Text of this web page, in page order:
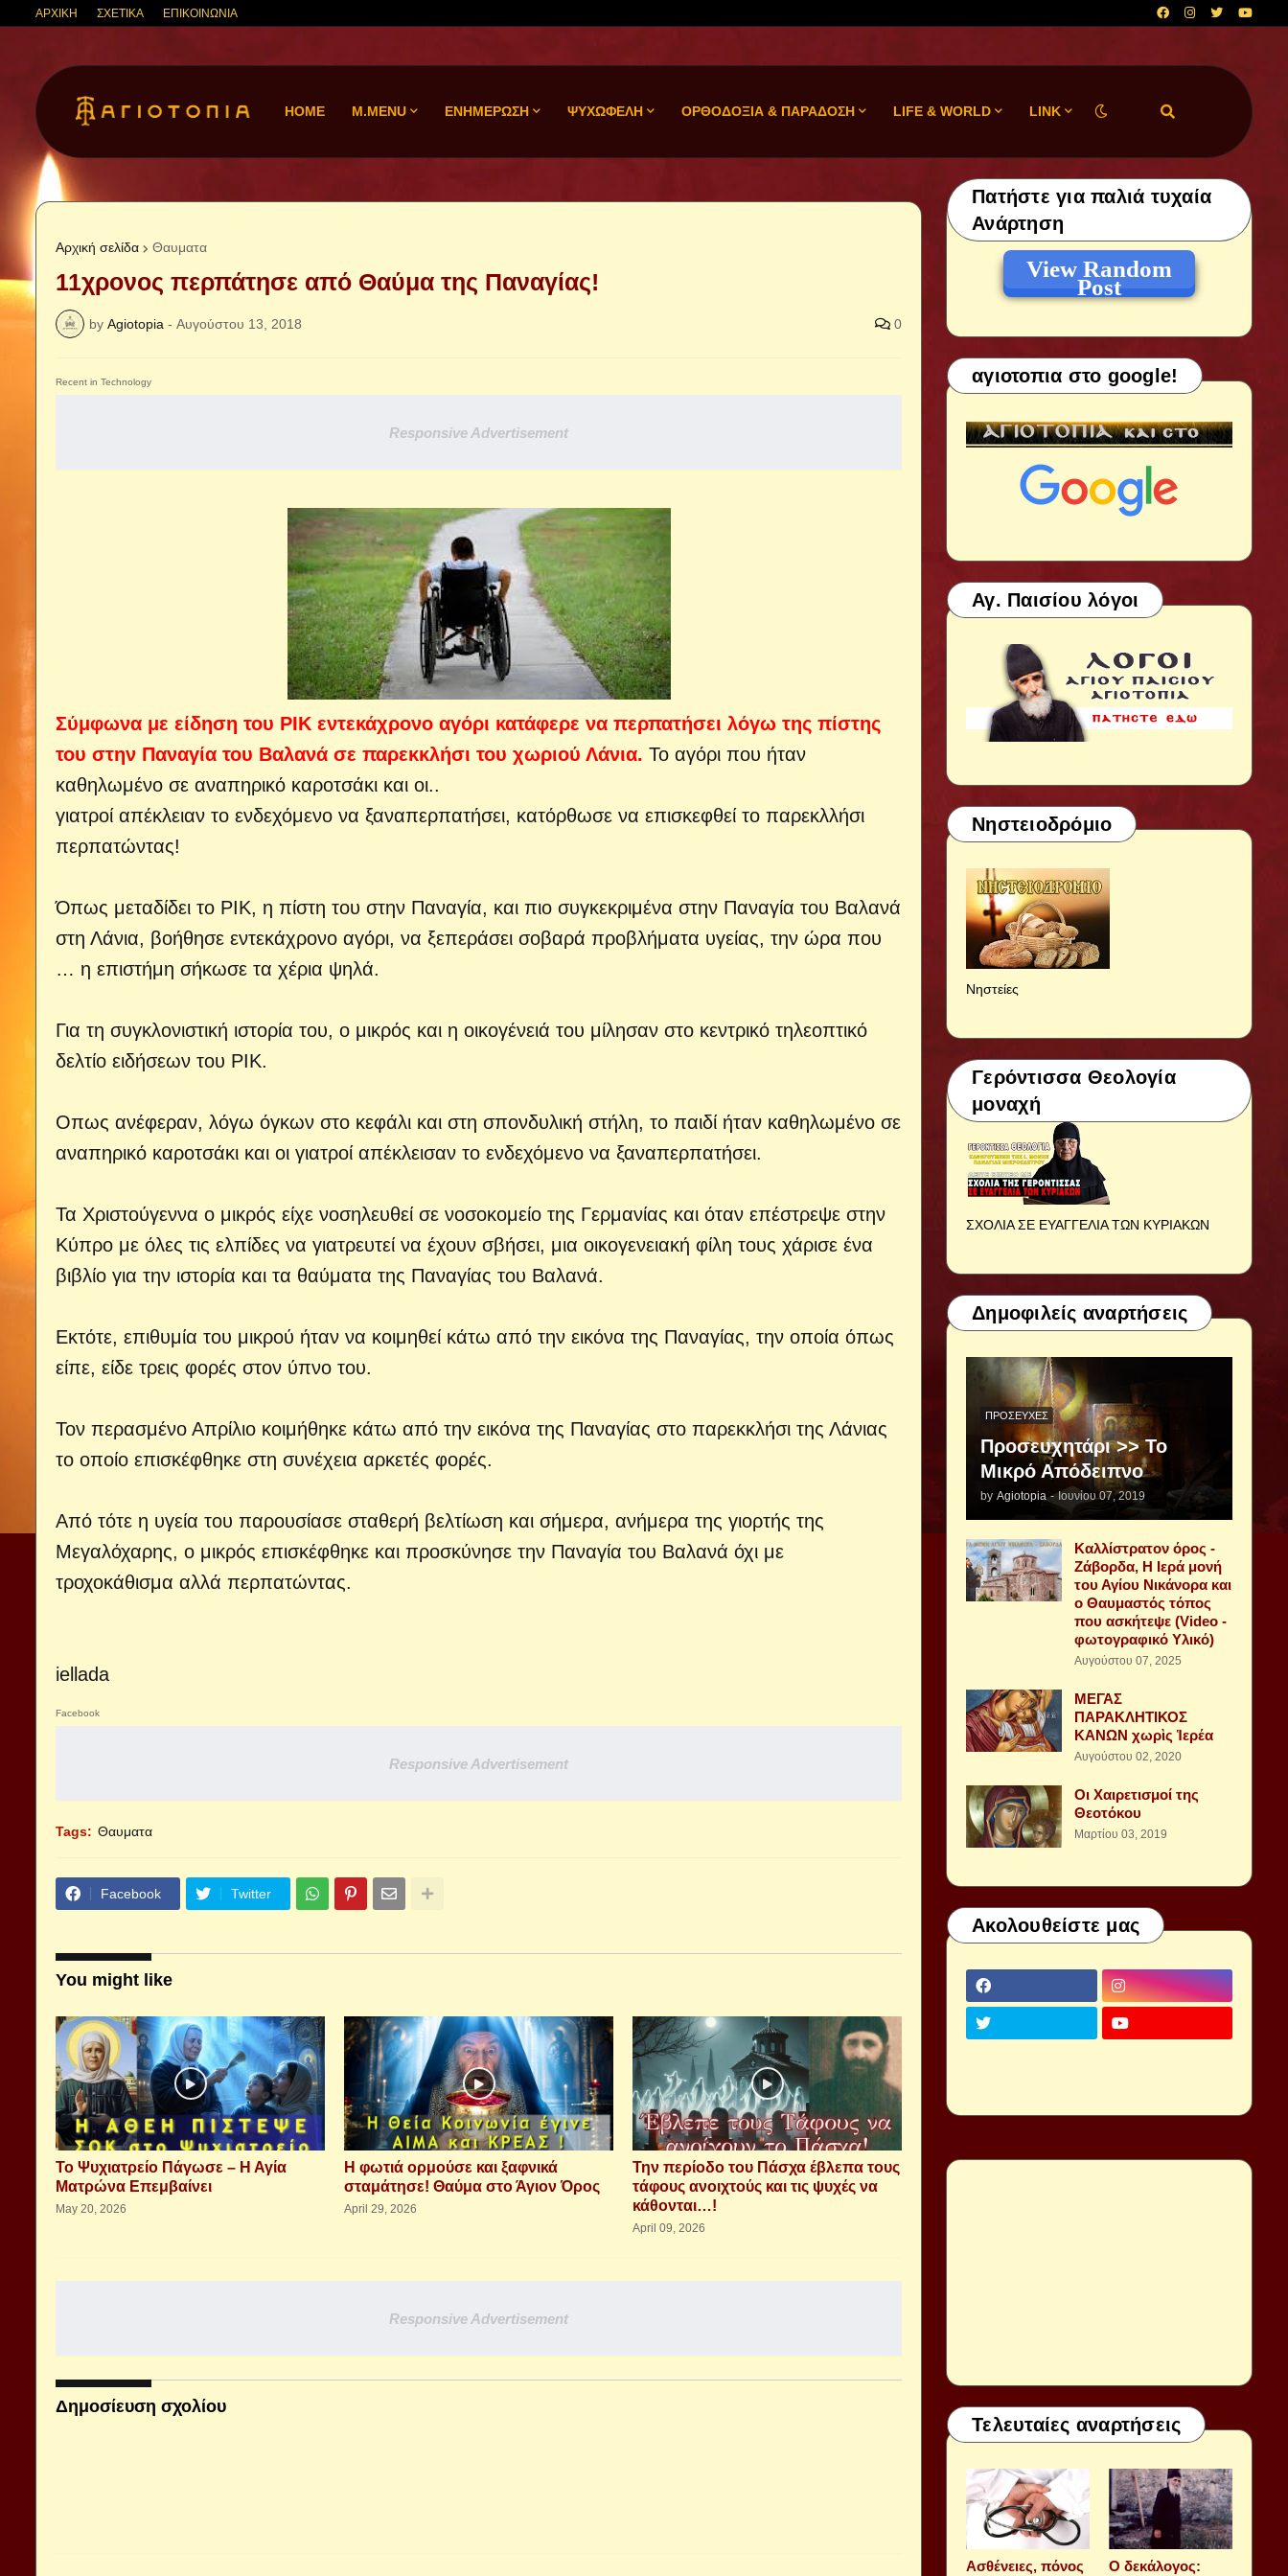
ΑΡΧΙΚΗ ΣΧΕΤΙΚΑ ΕΠΙΚΟΙΝΩΝΙΑ
HOME M.MENU ΕΝΗΜΕΡΩΣΗ ΨΥΧΩΦΕΛΗ ΟΡΘΟΔΟΞΙΑ & ΠΑΡΑΔΟΣΗ LIFE & WORLD LINK
Αρχική σελίδα Θαυματα
11χρονος περπάτησε από Θαύμα της Παναγίας!
by Agiotopia - Αυγούστου 13, 2018 0
Recent in Technology
Responsive Advertisement
Σύμφωνα με είδηση του ΡΙΚ εντεκάχρονο αγόρι κατάφερε να περπατήσει λόγω της πίστης
του στην Παναγία του Βαλανά σε παρεκκλήσι του χωριού Λάνια. Το αγόρι που ήταν
καθηλωμένο σε αναπηρικό καροτσάκι και οι..
γιατροί απέκλειαν το ενδεχόμενο να ξαναπερπατήσει, κατόρθωσε να επισκεφθεί το παρεκλλήσι
περπατώντας!
Όπως μεταδίδει το ΡΙΚ, η πίστη του στην Παναγία, και πιο συγκεκριμένα στην Παναγία του Βαλανά
στη Λάνια, βοήθησε εντεκάχρονο αγόρι, να ξεπεράσει σοβαρά προβλήματα υγείας, την ώρα που
… η επιστήμη σήκωσε τα χέρια ψηλά.
Για τη συγκλονιστική ιστορία του, ο μικρός και η οικογένειά του μίλησαν στο κεντρικό τηλεοπτικό
δελτίο ειδήσεων του ΡΙΚ.
Οπως ανέφεραν, λόγω όγκων στο κεφάλι και στη σπονδυλική στήλη, το παιδί ήταν καθηλωμένο σε
αναπηρικό καροτσάκι και οι γιατροί απέκλεισαν το ενδεχόμενο να ξαναπερπατήσει.
Τα Χριστούγεννα ο μικρός είχε νοσηλευθεί σε νοσοκομείο της Γερμανίας και όταν επέστρεψε στην
Κύπρο με όλες τις ελπίδες να γιατρευτεί να έχουν σβήσει, μια οικογενειακή φίλη τους χάρισε ένα
βιβλίο για την ιστορία και τα θαύματα της Παναγίας του Βαλανά.
Εκτότε, επιθυμία του μικρού ήταν να κοιμηθεί κάτω από την εικόνα της Παναγίας, την οποία όπως
είπε, είδε τρεις φορές στον ύπνο του.
Τον περασμένο Απρίλιο κοιμήθηκε κάτω από την εικόνα της Παναγίας στο παρεκκλήσι της Λάνιας
το οποίο επισκέφθηκε στη συνέχεια αρκετές φορές.
Από τότε η υγεία του παρουσίασε σταθερή βελτίωση και σήμερα, ανήμερα της γιορτής της
Μεγαλόχαρης, ο μικρός επισκέφθηκε και προσκύνησε την Παναγία του Βαλανά όχι με
τροχοκάθισμα αλλά περπατώντας.
iellada
Facebook
Responsive Advertisement
Tags: Θαυματα
Facebook Twitter
You might like
Το Ψυχιατρείο Πάγωσε – Η Αγία
Ματρώνα Επεμβαίνει
May 20, 2026
Η φωτιά ορμούσε και ξαφνικά
σταμάτησε! Θαύμα στο Άγιον Όρος
April 29, 2026
Την περίοδο του Πάσχα έβλεπα τους
τάφους ανοιχτούς και τις ψυχές να
κάθονται…!
April 09, 2026
Responsive Advertisement
Δημοσίευση σχολίου
Πατήστε για παλιά τυχαία
Ανάρτηση
View Random
Post
αγιοτοπια στο google!
Αγ. Παισίου λόγοι
Νηστειοδρόμιο
Νηστείες
Γερόντισσα Θεολογία
μοναχή
ΣΧΟΛΙΑ ΣΕ ΕΥΑΓΓΕΛΙΑ ΤΩΝ ΚΥΡΙΑΚΩΝ
Δημοφιλείς αναρτήσεις
ΠΡΟΣΕΥΧΈΣ
Προσευχητάρι >> Το
Μικρό Απόδειπνο
by Agiotopia - Ιουνίου 07, 2019
Καλλίστρατον όρος -
Ζάβορδα, Η Ιερά μονή
του Αγίου Νικάνορα και
ο Θαυμαστός τόπος
που ασκήτεψε (Video -
φωτογραφικό Υλικό)
Αυγούστου 07, 2025
ΜΕΓΑΣ
ΠΑΡΑΚΛΗΤΙΚΟΣ
ΚΑΝΩΝ χωρὶς Ἱερέα
Αυγούστου 02, 2020
Οι Χαιρετισμοί της
Θεοτόκου
Μαρτίου 03, 2019
Ακολουθείστε μας
Τελευταίες αναρτήσεις
Aσθένειες, πόνος
Ο δεκάλογος: